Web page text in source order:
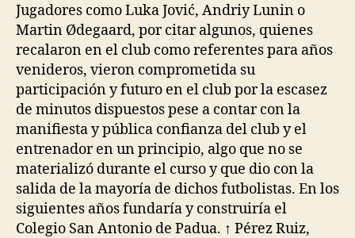
Jugadores como Luka Jović, Andriy Lunin o
Martin Ødegaard, por citar algunos, quienes
recalaron en el club como referentes para años
venideros, vieron comprometida su
participación y futuro en el club por la escasez
de minutos dispuestos pese a contar con la
manifiesta y pública confianza del club y el
entrenador en un principio, algo que no se
materializó durante el curso y que dio con la
salida de la mayoría de dichos futbolistas. En los
siguientes años fundaría y construiría el
Colegio San Antonio de Padua. ↑ Pérez Ruiz,